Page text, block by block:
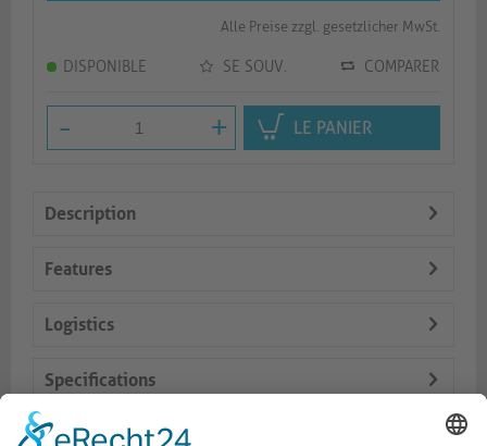
Alle Preise zzgl. gesetzlicher MwSt.
DISPONIBLE SE SOUV. COMPARER
- + LE PANIER
Description
Features
Logistics
Specifications
Delivery Content